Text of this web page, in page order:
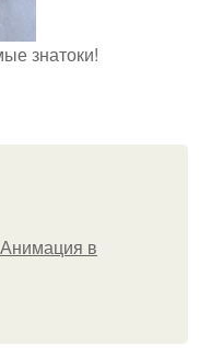
знатоки!
Анимация в